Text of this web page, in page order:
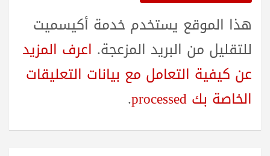
هذا الموقع يستخدم خدمة أكيسميت
للتقليل من البريد المزعجة. اعرف المزيد
عن كيفية التعامل مع بيانات التعليقات
الخاصة بك processed
.